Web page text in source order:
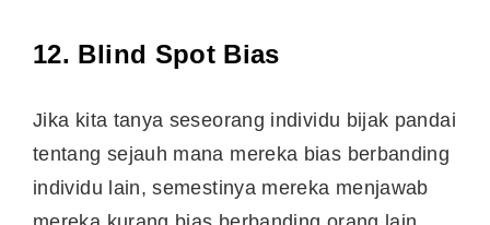
12. Blind Spot Bias
Jika kita tanya seseorang individu bijak pandai
tentang sejauh mana mereka bias berbanding
individu lain, semestinya mereka menjawab